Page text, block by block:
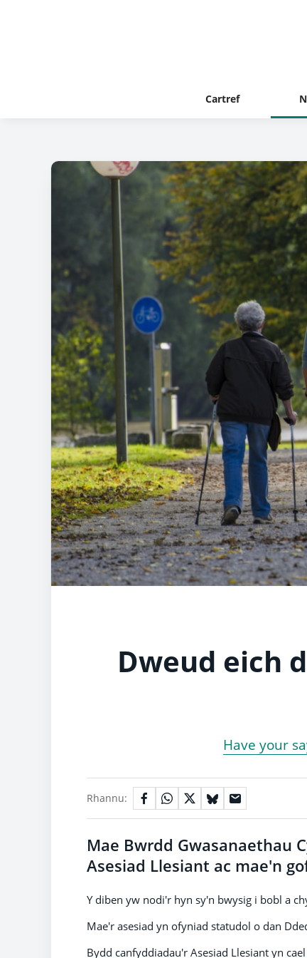
Cartref
Dweud eich
Have your
Rhannu:
Mae Bwrdd Gwasanaethau
Asesiad Llesiant ac mae'n
Y diben yw nodi'r hyn sy'n bwysig i bobl a
Mae'r asesiad yn ofyniad statudol o dan
Bydd canfyddiadau'r Asesiad Llesiant yn